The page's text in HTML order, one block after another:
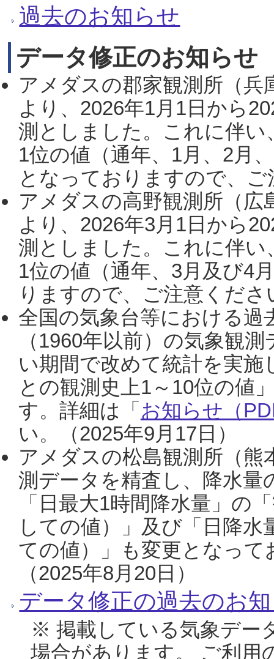
過去のお知らせ
データ修正のお知らせ
アメダスの郡家観測所（
より、2026年1月1日から
測としました。これに伴い
1位の値（通年、1月、2月
となっておりますので、
アメダスの高野観測所（
より、2026年3月1日から
測としました。これに伴い
1位の値（通年、3月及び4
りますので、ご注意くだ
全国の気象台等における過
（1960年以前）の気象観
い期間で改めて統計を実
との観測史上1～10位の値
す。詳細は「 お知らせ（
い。（2025年9月17日）
アメダスの松島観測所（熊
測データを精査し、降水
「日最大1時間降水量」の
しての値）」及び「日降
ての値）」も変更となっ
（2025年8月20日）
データ修正の過去のお
※ 掲載している気象デー
場合があります。 ご利用